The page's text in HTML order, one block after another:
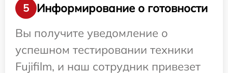
5
Информирование о готовности
Вы получите уведомление о
успешном тестировании техники
Fujifilm, и наш сотрудник привезет